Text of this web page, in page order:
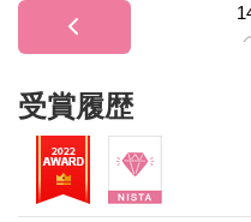
受賞履歴